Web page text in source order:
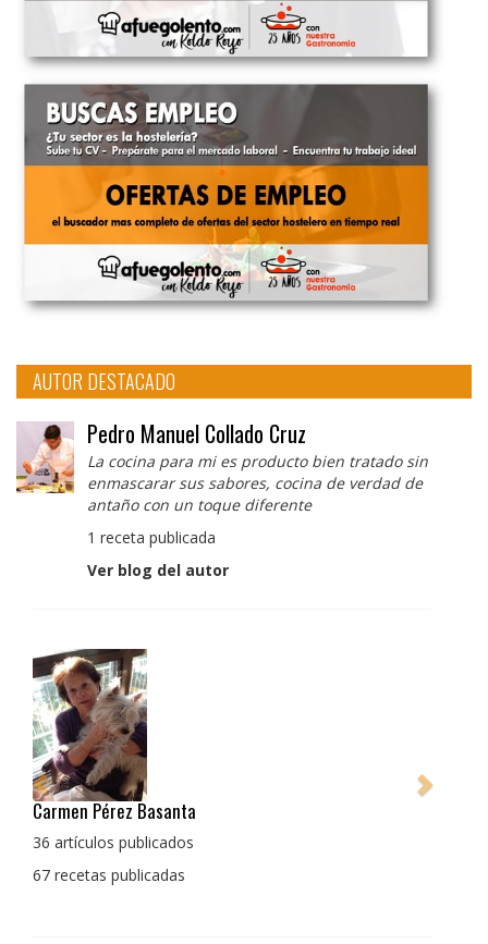
AUTOR DESTACADO
Pedro Manuel Collado Cruz
La cocina para mi es producto bien tratado sin
enmascarar sus sabores, cocina de verdad de
antaño con un toque diferente
1 receta publicada
Ver blog del autor
Pedro Manuel Collado Cruz
La cocina para mi es producto bien tratado sin
con un toque diferente